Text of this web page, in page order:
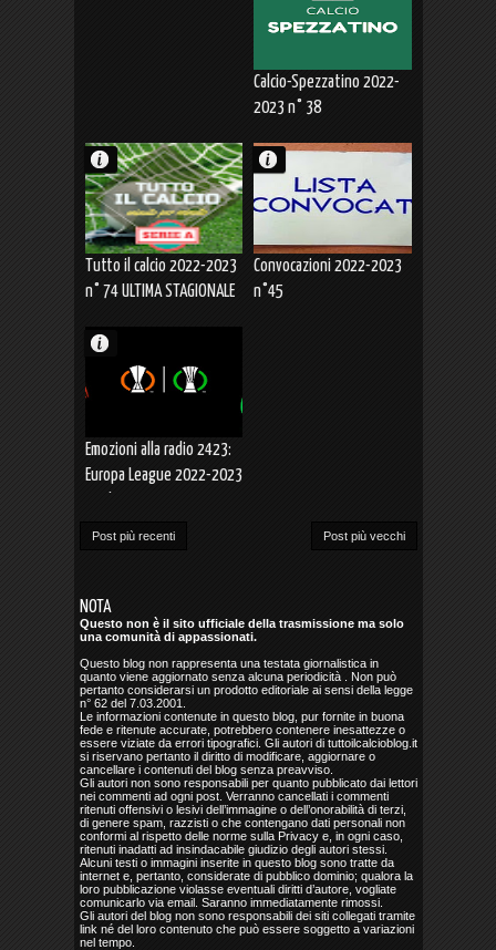
Calcio-Spezzatino 2022-
2023 n° 38
Tutto il calcio 2022-2023
n° 74 ULTIMA STAGIONALE
Convocazioni 2022-2023
n°45
Emozioni alla radio 2423:
Europa League 2022-2023
dcr (31.05.2023)
Post più recenti Post più vecchi
NOTA
Questo non è il sito ufficiale della trasmissione ma solo
una comunità di appassionati.
Questo blog non rappresenta una testata giornalistica in
quanto viene aggiornato senza alcuna periodicità . Non può
pertanto considerarsi un prodotto editoriale ai sensi della legge
n° 62 del 7.03.2001.
Le informazioni contenute in questo blog, pur fornite in buona
fede e ritenute accurate, potrebbero contenere inesattezze o
essere viziate da errori tipografici. Gli autori di tuttoilcalcioblog.it
si riservano pertanto il diritto di modificare, aggiornare o
cancellare i contenuti del blog senza preavviso.
Gli autori non sono responsabili per quanto pubblicato dai lettori
nei commenti ad ogni post. Verranno cancellati i commenti
ritenuti offensivi o lesivi dell’immagine o dell’onorabilità di terzi,
di genere spam, razzisti o che contengano dati personali non
conformi al rispetto delle norme sulla Privacy e, in ogni caso,
ritenuti inadatti ad insindacabile giudizio degli autori stessi.
Alcuni testi o immagini inserite in questo blog sono tratte da
internet e, pertanto, considerate di pubblico dominio; qualora la
loro pubblicazione violasse eventuali diritti d’autore, vogliate
comunicarlo via email. Saranno immediatamente rimossi.
Gli autori del blog non sono responsabili dei siti collegati tramite
link né del loro contenuto che può essere soggetto a variazioni
nel tempo.